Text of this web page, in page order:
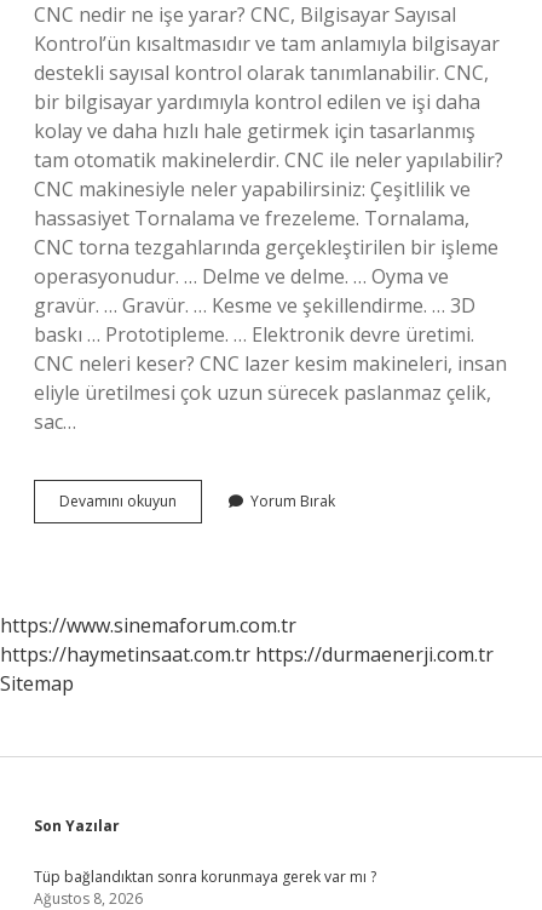
CNC nedir ne işe yarar? CNC, Bilgisayar Sayısal
Kontrol’ün kısaltmasıdır ve tam anlamıyla bilgisayar
destekli sayısal kontrol olarak tanımlanabilir. CNC,
bir bilgisayar yardımıyla kontrol edilen ve işi daha
kolay ve daha hızlı hale getirmek için tasarlanmış
tam otomatik makinelerdir. CNC ile neler yapılabilir?
CNC makinesiyle neler yapabilirsiniz: Çeşitlilik ve
hassasiyet Tornalama ve frezeleme. Tornalama,
CNC torna tezgahlarında gerçekleştirilen bir işleme
operasyonudur. … Delme ve delme. … Oyma ve
gravür. … Gravür. … Kesme ve şekillendirme. … 3D
baskı … Prototipleme. … Elektronik devre üretimi.
CNC neleri keser? CNC lazer kesim makineleri, insan
eliyle üretilmesi çok uzun sürecek paslanmaz çelik,
sac…
Devamını okuyun
Amacı
Yorum Bırak
https://www.sinemaforum.com.tr
https://haymetinsaat.com.tr https://durmaenerji.com.tr
Sitemap
Sidebar
Son Yazılar
Tüp bağlandıktan sonra korunmaya gerek var mı ?
Ağustos 8, 2026